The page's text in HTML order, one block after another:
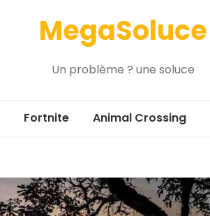
MegaSoluce
Un problème ? une soluce
Fortnite Animal Crossing